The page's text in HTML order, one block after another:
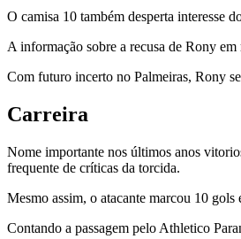
O camisa 10 também desperta interesse
A informação sobre a recusa de Rony
Com futuro incerto no Palmeiras, Rony
Carreira
Nome importante nos últimos anos
frequente de críticas da torcida.
Mesmo assim, o atacante marcou 10
Contando a passagem pelo Athletico